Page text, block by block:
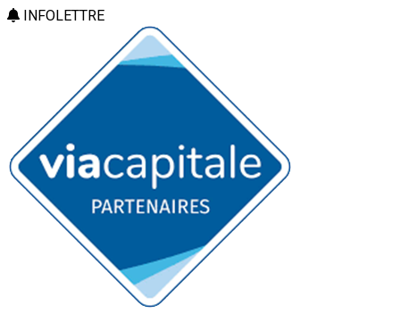
INFOLETTRE